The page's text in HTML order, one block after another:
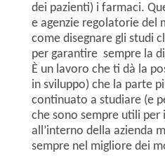
dei pazienti) i farmaci.
e agenzie regolatorie del
come disegnare gli studi
per garantire sempre la
È un lavoro che ti dà la
in sviluppo) che la parte
continuato a studiare (e
che sono sempre utili
all’interno della azienda
sempre nel migliore dei